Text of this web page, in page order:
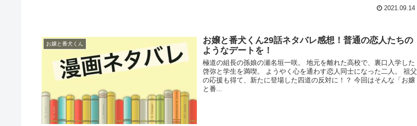
2021.09.14
お嬢と番犬くん
お嬢と番犬くん29話ネタバレ感想！普通の恋人たちの
ようなデートを！
極道の組長の孫娘の瀬名垣一咲。 地元を離れた高校で、裏口入学した
啓弥と学生を満喫。 ようやく心を通わす恋人同士になった二人。 祖父
の応援も得て、新たに登場した四道の反対に！？ 今回はそんな「お嬢
と番...